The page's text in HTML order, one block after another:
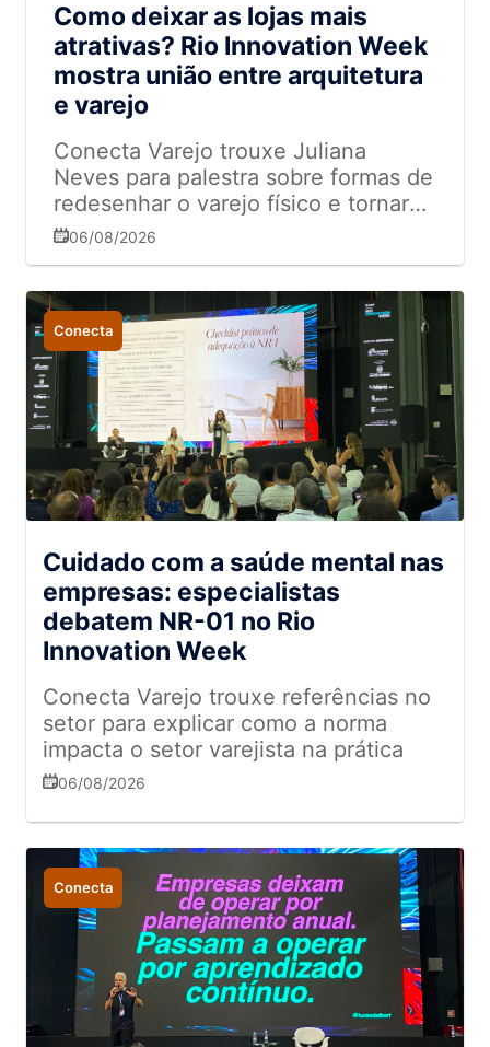
Como deixar as lojas mais
atrativas? Rio Innovation Week
mostra união entre arquitetura
e varejo
Conecta Varejo trouxe Juliana
Neves para palestra sobre formas de
redesenhar o varejo físico e tornar
as experiências mais memoráveis
06/08/2026
Conecta
Cuidado com a saúde mental nas
empresas: especialistas
debatem NR-01 no Rio
Innovation Week
Conecta Varejo trouxe referências no
setor para explicar como a norma
impacta o setor varejista na prática
06/08/2026
Conecta